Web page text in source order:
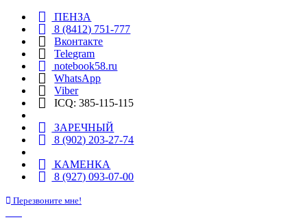
ПЕНЗА
8 (8412) 751-777
Вконтакте
Telegram
notebook58.ru
WhatsApp
Viber
ICQ: 385-115-115
ЗАРЕЧНЫЙ
8 (902) 203-27-74
КАМЕНКА
8 (927) 093-07-00
Перезвоните мне!